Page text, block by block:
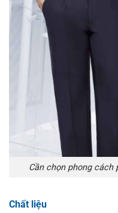
Cần chọn phong cách
Chất liệu